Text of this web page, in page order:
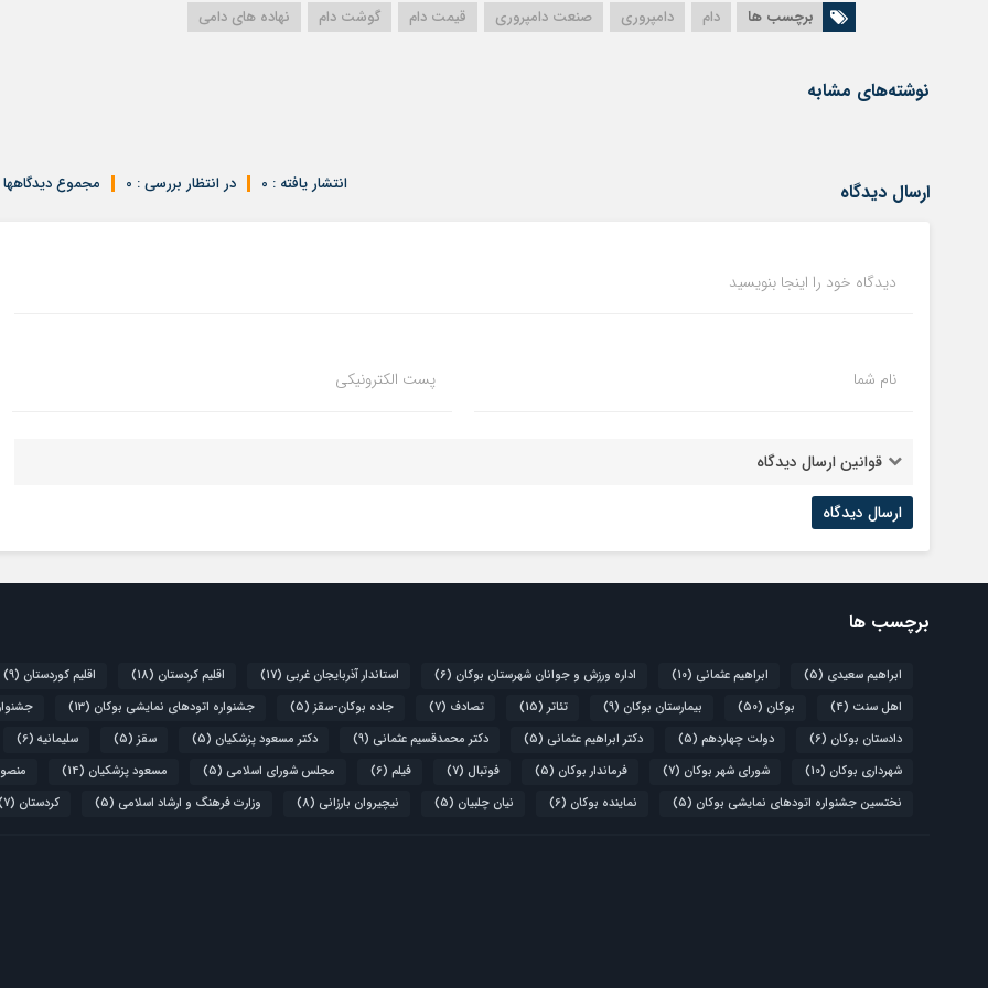
برچسب ها دام دامپروری صنعت دامپروری قیمت دام گوشت دام نهاده های دامی
نوشته‌های مشابه
ارسال دیدگاه مجموع دیدگاهها در انتظار بررسی : 0 انتشار یافته : 0
دیدگاه خود را اینجا بنویسید
نام شما پست الکترونیکی
قوانین ارسال دیدگاه
برچسب ها
ابراهیم سعیدی (5) ابراهیم عثمانی (10) اداره ورزش و جوانان شهرستان بوکان (6) استاندار آذربایجان غربی (17) اقلیم کردستان (18) اقلیم کوردستان (9)
اهل سنت (4) بوکان (50) بیمارستان بوکان (9) تئاتر (15) تصادف (7) جاده بوکان-سقز (5) جشنواره اتودهای نمایشی بوکان (13)
دادستان بوکان (6) دولت چهاردهم (5) دکتر ابراهیم عثمانی (5) دکتر محمدقسیم عثمانی (9) دکتر مسعود پزشکیان (5) سقز (5) سلیمانیه (6)
شهرداری بوکان (10) شورای شهر بوکان (7) فرماندار بوکان (5) فوتبال (7) فیلم (6) مجلس شورای اسلامی (5) مسعود پزشکیان (14)
نختسین جشنواره اتودهای نمایشی بوکان (5) نماینده بوکان (6) نیان چلبیان (5) نیچیروان بارزانی (8) وزارت فرهنگ و ارشاد اسلامی (5) کردستان (7)